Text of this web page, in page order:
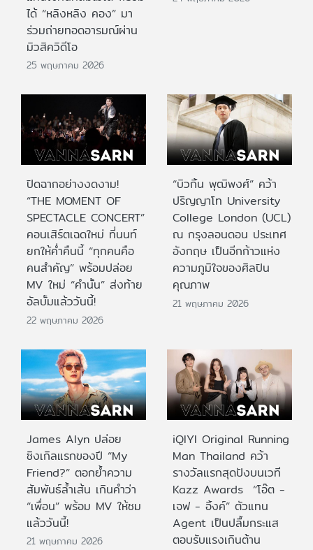
ได้ “หลิงหลิง คอง” มา
ร่วมถ่ายทอดอารมณ์ผ่าน
มิวสิควิดีโอ
25 พฤษภาคม 2026
ปิดฉากอย่างงดงาม!
“THE MOMENT OF
SPECTACLE CONCERT”
คอนเสิร์ตเฉดใหม่ ที่นนท์
ยกให้ค่ำคืนนี้ “ทุกคนคือ
คนสำคัญ” พร้อมปล่อย
MV ใหม่ “คำนั้น” ส่งท้าย
อัลบั้มแล้ววันนี้!
22 พฤษภาคม 2026
“บิวกิ้น พุฒิพงศ์” คว้า
ปริญญาโท University
College London (UCL)
ณ กรุงลอนดอน ประเทศ
อังกฤษ เป็นอีกก้าวแห่ง
ความภูมิใจของศิลปิน
คุณภาพ
21 พฤษภาคม 2026
James Alyn ปล่อย
ซิงเกิลแรกของปี “My
Friend?” ตอกย้ำความ
สัมพันธ์ล้ำเส้น เกินคำว่า
“เพื่อน” พร้อม MV ให้ชม
แล้ววันนี้!
21 พฤษภาคม 2026
iQIYI Original Running
Man Thailand คว้า
รางวัลแรกสุดปังบนเวที
Kazz Awards “โอ๊ต -
เจฟ - อิ้งค์” ตัวแทน
Agent เป็นปลื้มกระแส
ตอบรับแรงเกินต้าน